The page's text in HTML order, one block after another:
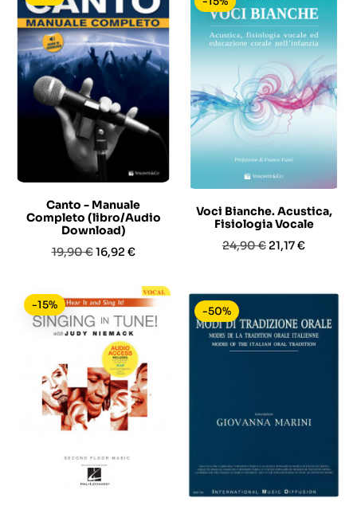
Canto - Manuale
Completo (libro/Audio
Download)
Prezzo
19,90 €Prezzo
16,92 €
Voci Bianche. Acustica,
Fisiologia Vocale
Prezzo
24,90 € Prezzo
21,17 €
-15% -50%